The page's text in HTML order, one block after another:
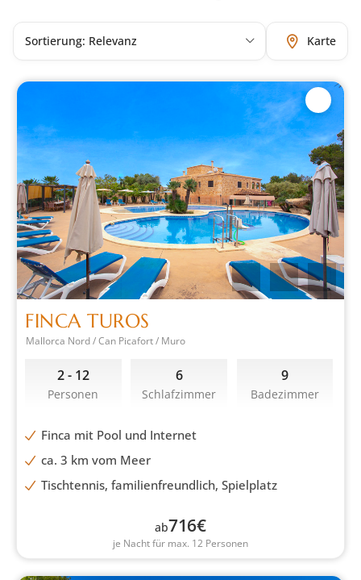
Karte
FINCA TUROS
Mallorca Nord / Can Picafort / Muro
2 - 12
Personen
6
Schlafzimmer
9
Badezimmer
Finca mit Pool und Internet
ca. 3 km vom Meer
Tischtennis, familienfreundlich, Spielplatz
ab716€
je Nacht für max. 12 Personen